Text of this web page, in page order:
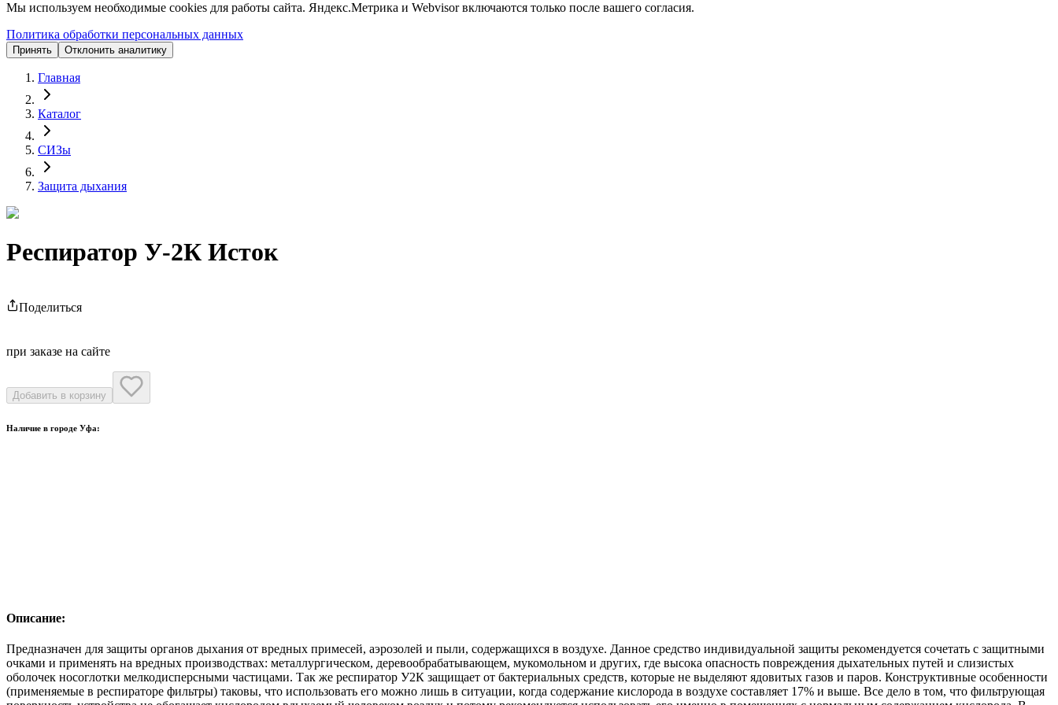
Мы используем необходимые cookies для работы сайта. Яндекс.Метрика и Webvisor включаются только после вашего согласия.
Политика обработки персональных данных
Принять Отклонить аналитику
Главная
Каталог
СИЗы
Защита дыхания
Респиратор У-2К Исток
Поделиться
при заказе на сайте
Добавить в корзину
Наличие в городе Уфа:
Описание:
Предназначен для защиты органов дыхания от вредных примесей, аэрозолей и пыли, содержащихся в воздухе. Данное средство индивидуальной защиты рекомендуется сочетать с защитными
очками и применять на вредных производствах: металлургическом, деревообрабатывающем, мукомольном и других, где высока опасность повреждения дыхательных путей и слизистых
оболочек носоглотки мелкодисперсными частицами. Так же респиратор У2К защищает от бактериальных средств, которые не выделяют ядовитых газов и паров. Конструктивные особенности
(применяемые в респираторе фильтры) таковы, что использовать его можно лишь в ситуации, когда содержание кислорода в воздухе составляет 17% и выше. Все дело в том, что фильтрующая